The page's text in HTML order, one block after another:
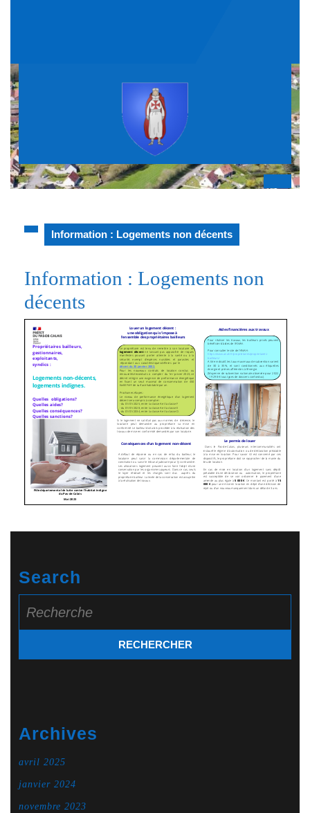
content
Information : Logements non décents
Information : Logements non
décents
Search
for:
Archives
avril 2025
janvier 2024
novembre 2023